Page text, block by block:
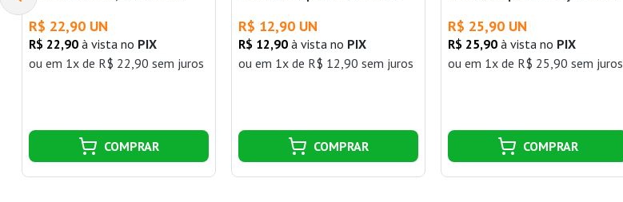
Unidades Branco Bemfixa
R$ 22,90 UN
R$ 22,90 à vista no PIX
ou em 1x de R$ 22,90 sem juros
COMPRAR
Nylon 7mm 10 Unidades
Bemfixa
R$ 12,90 UN
R$ 12,90 à vista no PIX
ou em 1x de R$ 12,90 sem juros
COMPRAR
Inox 8mm 5und Bemfixa
R$ 25,90 UN
R$ 25,90 à vista no PIX
ou em 1x de R$ 25,90 sem juros
COMPRAR